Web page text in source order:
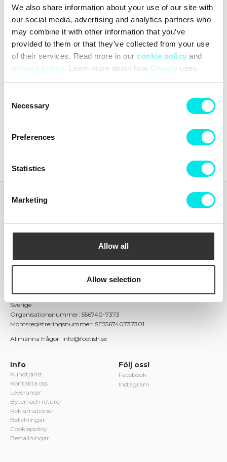
We also share information about your use of our site with
our social media, advertising and analytics partners who
may combine it with other information that you’ve
provided to them or that they’ve collected from your use
of their services. Read more in our cookie policy and
privacy policy. Learn more about how Google uses
data.
Selection
Necessary
Preferences
Statistics
Marketing
Allow all
Allow selection
439,60 kr 1.099,00 kr
Senaste från
Footish
och Johan, som länge hade samlat på sneakers. Ambitionen var att
sprida intresset för sneakers genom att erbjuda en mix av klassiska
modeller, unika och färgstarka varianter samt limiterade utgåvor.
uppskattat tillskott på Uppsalas modekarta.
753 22 Uppsala
Sverige
Organisationsnummer: 556740-7373
Momsregistreringsnummer: SE556740737301
Allmänna frågor: info@footish.se
Info
Kundtjänst
Kontakta oss
Leveranser
Byten och returer
Reklamationer
Betalningar
Cookiepolicy
Beställningar
Följ oss!
Facebook
Instagram